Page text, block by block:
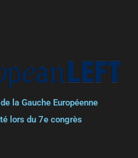
la Gauche Européenne
lors du 7e congrès